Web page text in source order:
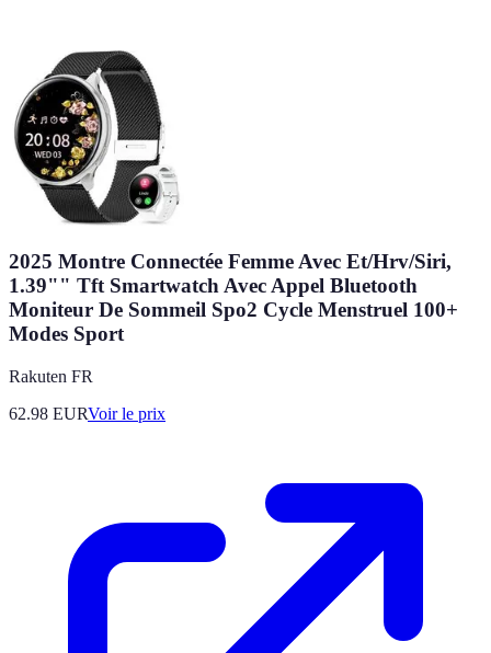
2025 Montre Connectée Femme Avec Et/Hrv/Siri,
1.39"" Tft Smartwatch Avec Appel Bluetooth
Moniteur De Sommeil Spo2 Cycle Menstruel 100+
Modes Sport
Rakuten FR
62.98 EURVoir le prix